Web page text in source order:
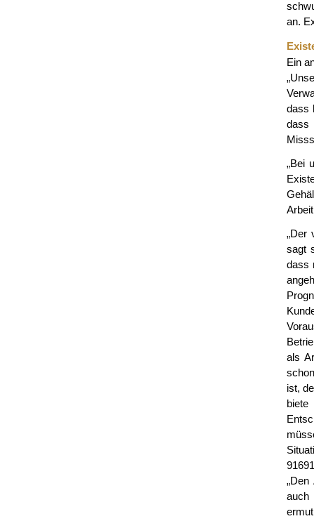
an.
Ein
dass
dass
„Bei
„Der
sagt
dass
als
ist,
biete
auch